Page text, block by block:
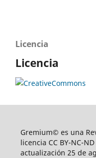
Licencia
Licencia
Gremium© es una
licencia CC BY-NC-
actualización 25 de